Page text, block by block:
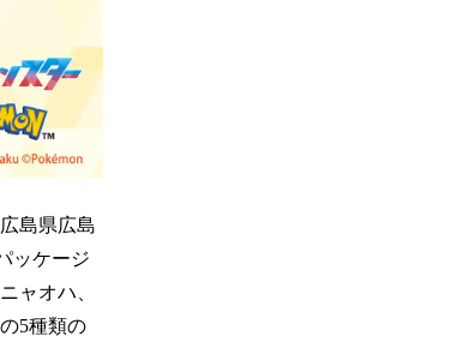
島県広島
ッケージ
ャオハ、
5種類の